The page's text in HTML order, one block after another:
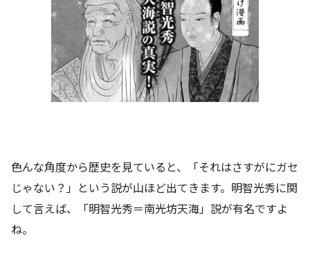
色んな角度から歴史を見ていると、「それはさすがにガセ
じゃない？」という説が山ほど出てきます。明智光秀に関
して言えば、「明智光秀＝南光坊天海」説が有名ですよ
ね。